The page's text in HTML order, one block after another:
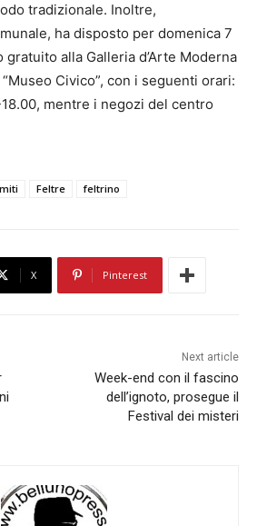
tradizionale. Inoltre,
ha disposto per domenica 7
gratuito alla Galleria d’Arte Moderna
“Museo Civico”, con i seguenti orari:
mentre i negozi del centro
Feltre feltrino
X Pinterest
Next article
Week-end con il fascino
dell’ignoto, prosegue il
Festival dei misteri